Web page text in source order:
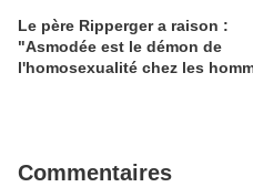
Le père Ripperger a raison :
"Asmodée est le démon de
l'homosexualité chez les
Commentaires